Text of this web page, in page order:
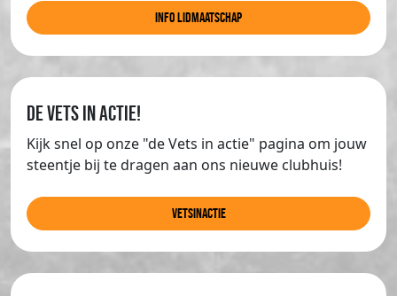
info lidmaatschap
de Vets in actie!
Kijk snel op onze "de Vets in actie" pagina om jouw
steentje bij te dragen aan ons nieuwe clubhuis!
Vetsinactie